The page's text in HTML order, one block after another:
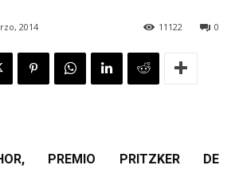
2014 0
11122
PREMIO PRITZKER DE